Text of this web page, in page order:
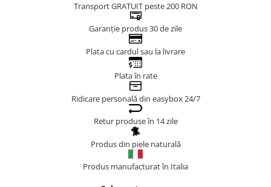
Transport GRATUIT peste 200 RON
Garanție produs 30 de zile
Plata cu cardul sau la livrare
Plata în rate
Ridicare personală din easybox 24/7
Retur produse în 14 zile
Produs din piele naturală
Produs manufacturat în Italia